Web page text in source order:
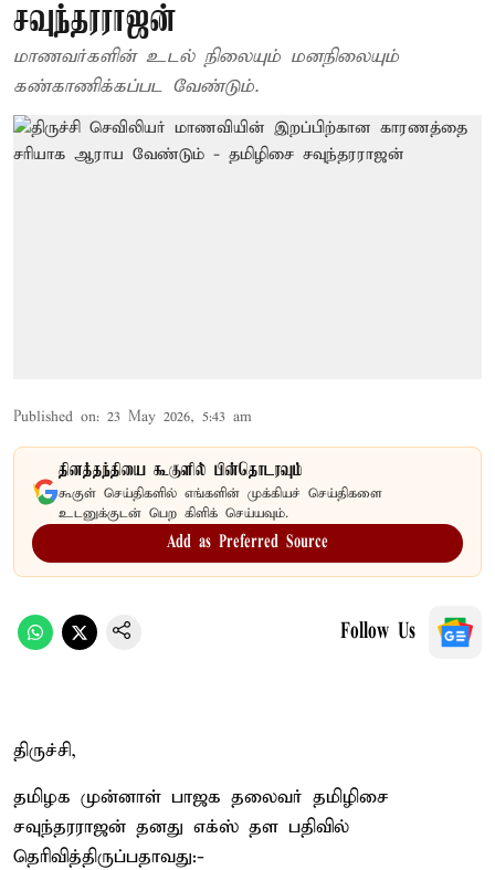
சவுந்தரராஜன்
மாணவர்களின் உடல் நிலையும் மனநிலையும்
கண்காணிக்கப்பட வேண்டும்.
Published on: 23 May 2026, 5:43 am
தினத்தந்தியை கூகுளில் பின்தொடரவும்
கூகுள் செய்திகளில் எங்களின் முக்கியச் செய்திகளை
உடனுக்குடன் பெற கிளிக் செய்யவும்.
Add as Preferred Source
Follow Us
திருச்சி,
தமிழக முன்னாள் பாஜக தலைவர் தமிழிசை
சவுந்தரராஜன் தனது எக்ஸ் தள பதிவில்
தெரிவித்திருப்பதாவது:-